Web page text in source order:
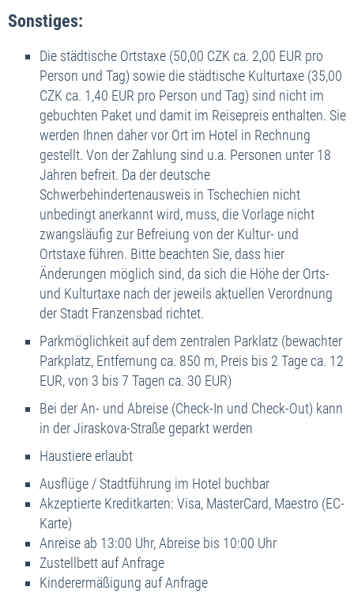
Sonstiges:
Die städtische Ortstaxe (50,00 CZK ca. 2,00 EUR pro
Person und Tag) sowie die städtische Kulturtaxe (35,00
CZK ca. 1,40 EUR pro Person und Tag) sind nicht im
gebuchten Paket und damit im Reisepreis enthalten. Sie
werden Ihnen daher vor Ort im Hotel in Rechnung
gestellt. Von der Zahlung sind u.a. Personen unter 18
Jahren befreit. Da der deutsche
Schwerbehindertenausweis in Tschechien nicht
unbedingt anerkannt wird, muss, die Vorlage nicht
zwangsläufig zur Befreiung von der Kultur- und
Ortstaxe führen. Bitte beachten Sie, dass hier
Änderungen möglich sind, da sich die Höhe der Orts-
und Kulturtaxe nach der jeweils aktuellen Verordnung
der Stadt Franzensbad richtet.
Parkmöglichkeit auf dem zentralen Parklatz (bewachter
Parkplatz, Entfernung ca. 850 m, Preis bis 2 Tage ca. 12
EUR, von 3 bis 7 Tagen ca. 30 EUR)
Bei der An- und Abreise (Check-In und Check-Out) kann
in der Jiraskova-Straße geparkt werden
Haustiere erlaubt
Ausflüge / Stadtführung im Hotel buchbar
Akzeptierte Kreditkarten: Visa, MasterCard, Maestro (EC-
Karte)
Anreise ab 13:00 Uhr, Abreise bis 10:00 Uhr
Zustellbett auf Anfrage
Kinderermäßigung auf Anfrage